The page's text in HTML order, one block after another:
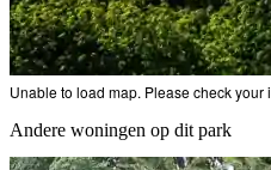
Unable to load map. Please check your
Andere woningen op dit park